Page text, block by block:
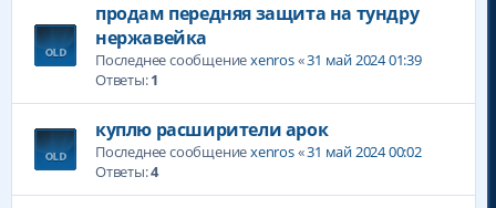
продам передняя защита на тундру
нержавейка
Последнее сообщениеxenros«31 май 2024 01:39
Ответы:1
куплю расширители арок
Последнее сообщениеxenros«31 май 2024 00:02
Ответы:4